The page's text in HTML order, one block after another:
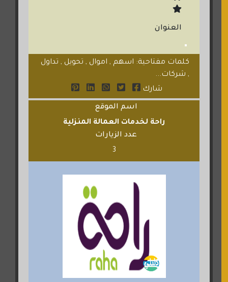
العنوان
كلمات مفتاحية: اسهم , اموال , تحويل , تداول
, شركات...
شارك
اسم الموقع
راحة لخدمات العمالة المنزلية
عدد الزيارات
3